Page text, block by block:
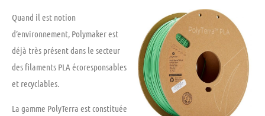
Quand il est notion
d’environnement, Polymaker est
déjà très présent dans le secteur
des filaments PLA écoresponsables
et recyclables.
La gamme PolyTerra est constituée